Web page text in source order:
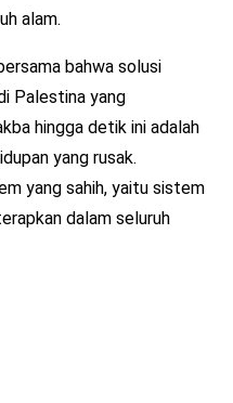
alam.
bahwa solusi
Palestina yang
hingga detik ini adalah
yang rusak.
yang sahih, yaitu sistem
dalam seluruh